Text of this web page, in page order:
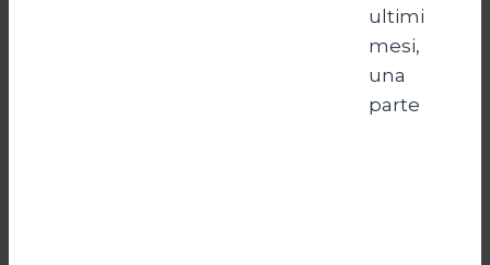
ultimi
mesi,
una
parte